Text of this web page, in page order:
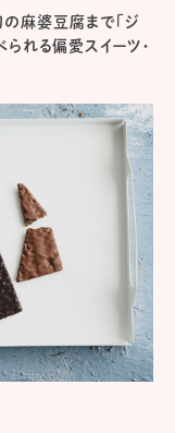
の麻婆豆腐まで「ジ
れる偏愛スイーツ・